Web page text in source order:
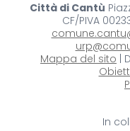
Città di Cantù
CF/PIVA
Mappa del sito |
In